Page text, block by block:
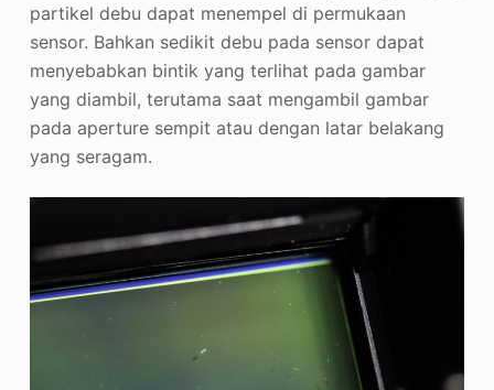
partikel debu dapat menempel di permukaan
sensor. Bahkan sedikit debu pada sensor dapat
menyebabkan bintik yang terlihat pada gambar
yang diambil, terutama saat mengambil gambar
pada aperture sempit atau dengan latar belakang
yang seragam.